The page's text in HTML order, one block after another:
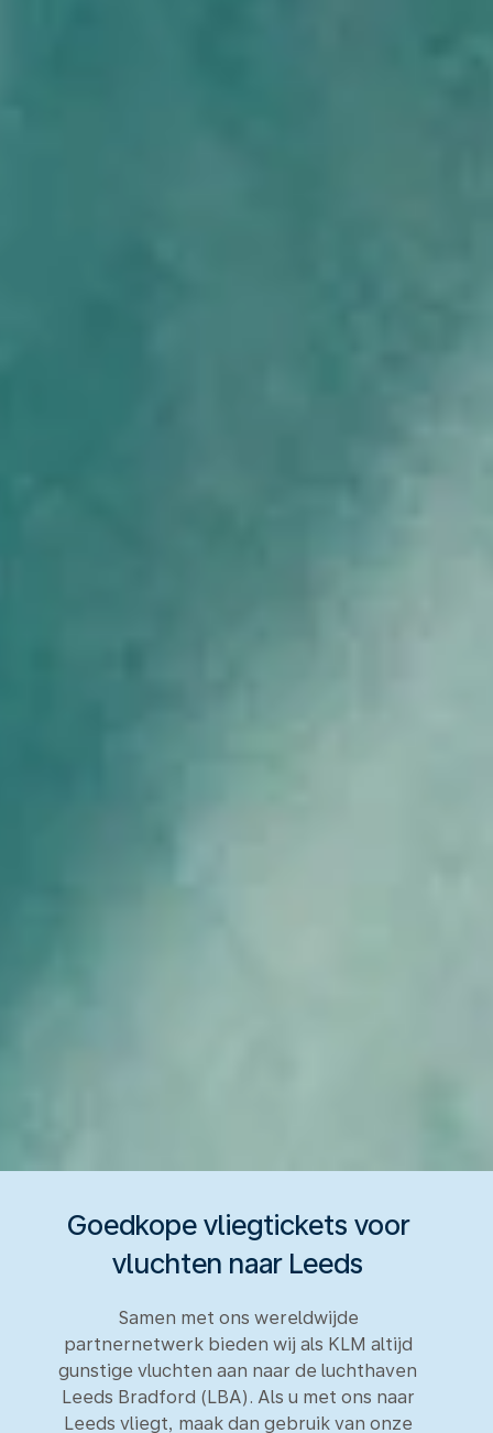
Goedkope vliegtickets voor
vluchten naar Leeds
Samen met ons wereldwijde
partnernetwerk bieden wij als KLM altijd
gunstige vluchten aan naar de luchthaven
Leeds Bradford (LBA). Als u met ons naar
Leeds vliegt, maak dan gebruik van onze